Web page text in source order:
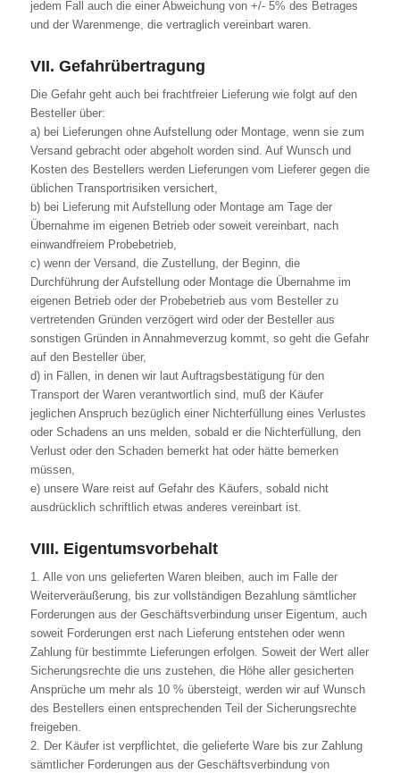
jedem Fall auch die einer Abweichung von +/- 5% des Betrages
und der Warenmenge, die vertraglich vereinbart waren.
VII. Gefahrübertragung
Die Gefahr geht auch bei frachtfreier Lieferung wie folgt auf den
Besteller über:
a) bei Lieferungen ohne Aufstellung oder Montage, wenn sie zum
Versand gebracht oder abgeholt worden sind. Auf Wunsch und
Kosten des Bestellers werden Lieferungen vom Lieferer gegen die
üblichen Transportrisiken versichert,
b) bei Lieferung mit Aufstellung oder Montage am Tage der
Übernahme im eigenen Betrieb oder soweit vereinbart, nach
einwandfreiem Probebetrieb,
c) wenn der Versand, die Zustellung, der Beginn, die
Durchführung der Aufstellung oder Montage die Übernahme im
eigenen Betrieb oder der Probebetrieb aus vom Besteller zu
vertretenden Gründen verzögert wird oder der Besteller aus
sonstigen Gründen in Annahmeverzug kommt, so geht die Gefahr
auf den Besteller über,
d) in Fällen, in denen wir laut Auftragsbestätigung für den
Transport der Waren verantwortlich sind, muß der Käufer
jeglichen Anspruch bezüglich einer Nichterfüllung eines Verlustes
oder Schadens an uns melden, sobald er die Nichterfüllung, den
Verlust oder den Schaden bemerkt hat oder hätte bemerken
müssen,
e) unsere Ware reist auf Gefahr des Käufers, sobald nicht
ausdrücklich schriftlich etwas anderes vereinbart ist.
VIII. Eigentumsvorbehalt
1. Alle von uns gelieferten Waren bleiben, auch im Falle der
Weiterveräußerung, bis zur vollständigen Bezahlung sämtlicher
Forderungen aus der Geschäftsverbindung unser Eigentum, auch
soweit Forderungen erst nach Lieferung entstehen oder wenn
Zahlung für bestimmte Lieferungen erfolgen. Soweit der Wert aller
Sicherungsrechte die uns zustehen, die Höhe aller gesicherten
Ansprüche um mehr als 10 % übersteigt, werden wir auf Wunsch
des Bestellers einen entsprechenden Teil der Sicherungsrechte
freigeben.
2. Der Käufer ist verpflichtet, die gelieferte Ware bis zur Zahlung
sämtlicher Forderungen aus der Geschäftsverbindung von